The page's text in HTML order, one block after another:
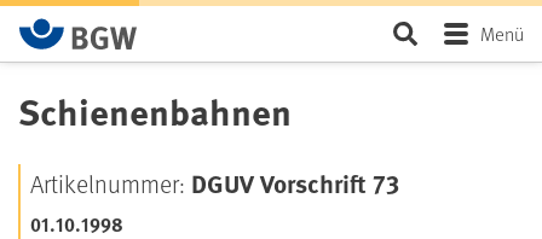
Zum Hauptinhalt springen SeiteMenü
Schienenbahnen
Artikelnummer: DGUV Vorschrift 73
01.10.1998